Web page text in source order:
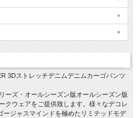
3Dストレッチデニムデニムカーゴパンツ
ーズ・オールシーズン版オールシーズン版
クウェアをご提供致します。様々なデコレ
ジャスマインドを極めたリミテッドモデ